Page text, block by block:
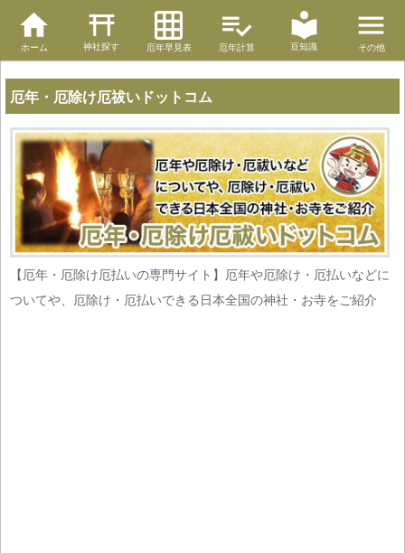
ホーム 神社探す 厄年早見表 厄年計算 豆知識 その他
厄年・厄除け厄祓いドットコム
【厄年・厄除け厄払いの専門サイト】厄年や厄除け・厄払いなどに
ついてや、厄除け・厄払いできる日本全国の神社・お寺をご紹介